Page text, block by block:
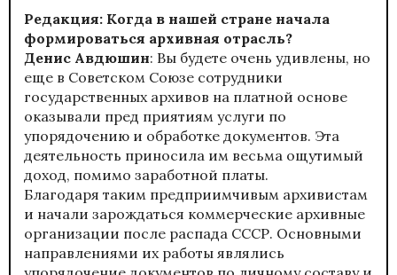
Редакция: Когда в нашей стране начала
формироваться архивная отрасль?
Денис Авдюшин: Вы будете очень удивлены, но
еще в Советском Союзе сотрудники
государственных архивов на платной основе
оказывали пред приятиям услуги по
упорядочению и обработке документов. Эта
деятельность приносила им весьма ощутимый
доход, помимо заработной платы.
Благодаря таким предприимчивым архивистам
и начали зарождаться коммерческие архивные
организации после распада СССР. Основными
направлениями их работы являлись